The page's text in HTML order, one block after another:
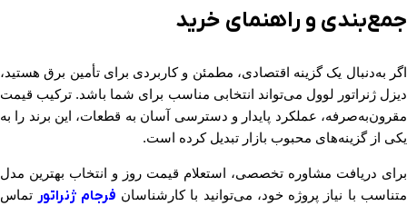
جمع‌بندی و راهنمای خرید
اگر به‌دنبال یک گزینه اقتصادی، مطمئن و کاربردی برای تأمین برق هستید،
دیزل ژنراتور لوول می‌تواند انتخابی مناسب برای شما باشد. ترکیب قیمت
مقرون‌به‌صرفه، عملکرد پایدار و دسترسی آسان به قطعات، این برند را به
یکی از گزینه‌های محبوب بازار تبدیل کرده است.
برای دریافت مشاوره تخصصی، استعلام قیمت روز و انتخاب بهترین مدل
متناسب با نیاز پروژه خود، می‌توانید با کارشناسان فرجام ژنراتور تماس